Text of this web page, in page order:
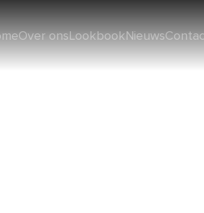
Over onsLookbookNieuws